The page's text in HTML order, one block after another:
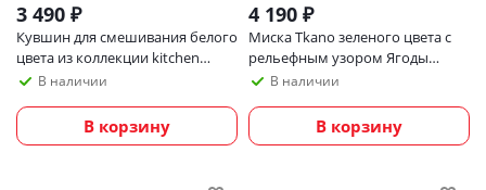
3 490 ₽
Кувшин для смешивания белого
цвета из коллекции kitchen
spirit, 2 л
В наличии
В корзину
4 190 ₽
Миска Tkano зеленого цвета с
рельефным узором Ягоды
Тайги из коллекции russian
В наличии
В корзину